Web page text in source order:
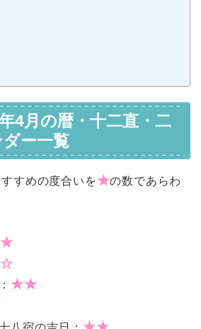
4月の暦・十二直・二
ー一覧
すめの度合いを★の数であらわ
★★